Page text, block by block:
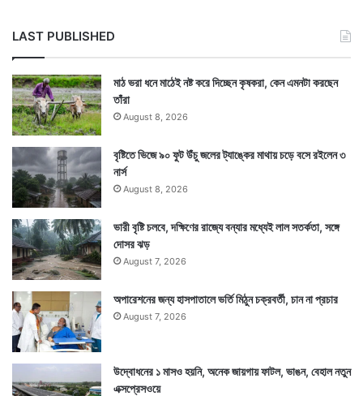
LAST PUBLISHED
মাঠ ভরা ধনে মাঠেই নষ্ট করে দিচ্ছেন কৃষকরা, কেন এমনটা করছেন
তাঁরা
August 8, 2026
বৃষ্টিতে ভিজে ৯০ ফুট উঁচু জলের ট্যাঙ্কের মাথায় চড়ে বসে রইলেন ৩
নার্স
August 8, 2026
ভারী বৃষ্টি চলবে, দক্ষিণের রাজ্যে বন্যার মধ্যেই লাল সতর্কতা, সঙ্গে
দোসর ঝড়
August 7, 2026
অপারেশনের জন্য হাসপাতালে ভর্তি মিঠুন চক্রবর্তী, চান না প্রচার
August 7, 2026
উদ্বোধনের ১ মাসও হয়নি, অনেক জায়গায় ফাটল, ভাঙন, বেহাল নতুন
এক্সপ্রেসওয়ে